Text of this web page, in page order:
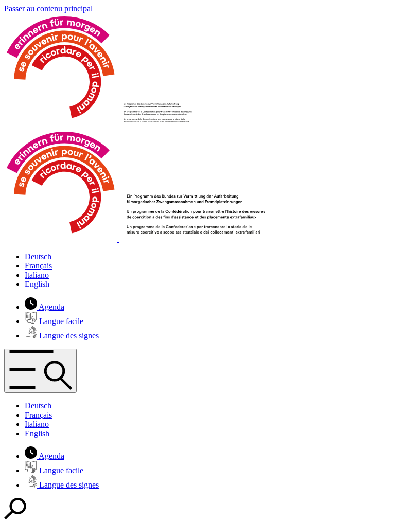
Passer au contenu principal
Deutsch
Français
Italiano
English
Agenda
Langue facile
Langue des signes
Deutsch
Français
Italiano
English
Agenda
Langue facile
Langue des signes